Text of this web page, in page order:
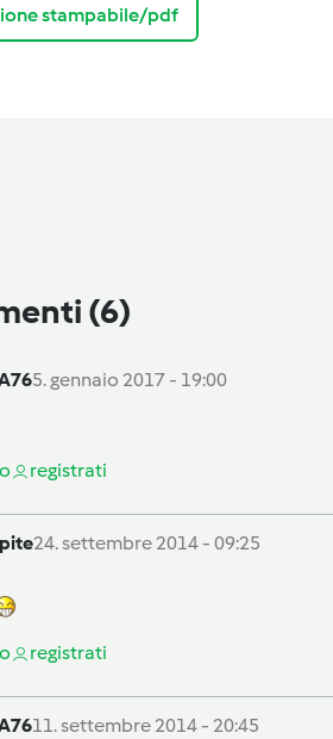
stampabile/pdf
(6)
5. gennaio 2017 - 19:00
o registrati
24. settembre 2014 - 09:25
o registrati
11. settembre 2014 - 20:45